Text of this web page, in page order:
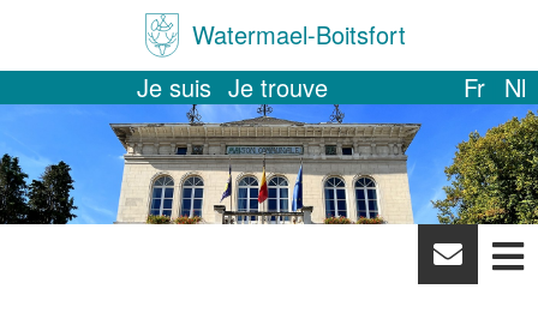
Watermael-Boitsfort
Je suis Je trouve Fr Nl
News